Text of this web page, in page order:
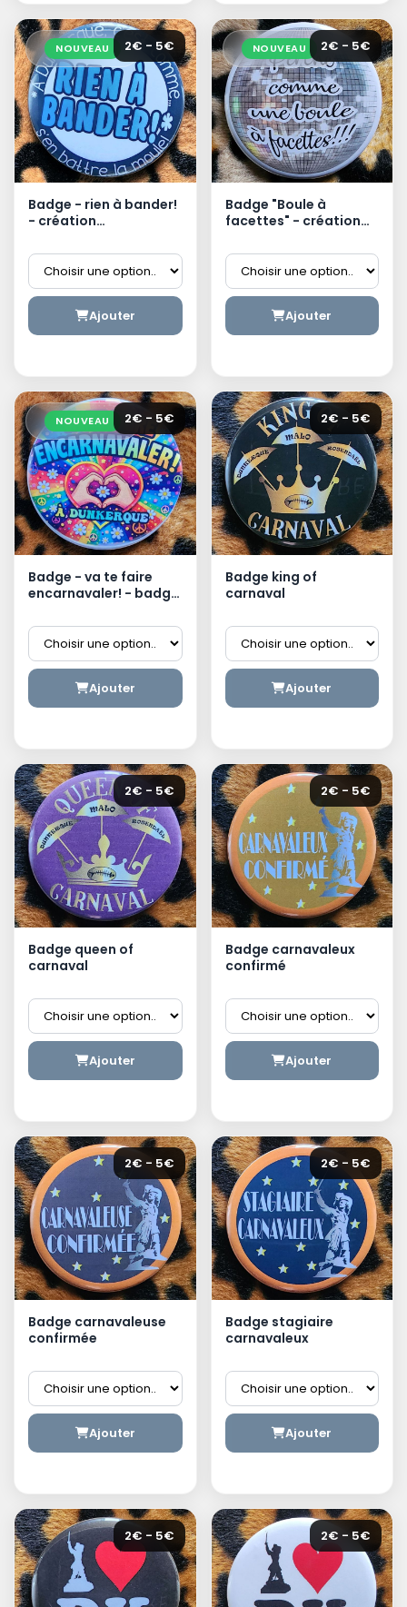
NOUVEAU 2€ - 5€
Badge - rien à bander!
- création
Ajouter
NOUVEAU 2€ - 5€
Badge "Boule à
facettes" - création
Ajouter
NOUVEAU 2€ - 5€
Badge - va te faire
encarnavaler! - badge
Ajouter
2€ - 5€
Badge king of
carnaval
Ajouter
2€ - 5€
Badge queen of
carnaval
Ajouter
2€ - 5€
Badge carnavaleux
confirmé
Ajouter
2€ - 5€
Badge carnavaleuse
confirmée
Ajouter
2€ - 5€
Badge stagiaire
carnavaleux
Ajouter
2€ - 5€ 2€ - 5€